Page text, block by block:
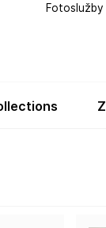
Fotoslužby